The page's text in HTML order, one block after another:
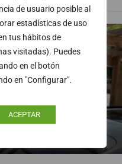
de usuario posible al
estadísticas de uso
tus hábitos de
visitadas). Puedes
en el botón
en "Configurar".
ACEPTAR
300 puntos de recarga